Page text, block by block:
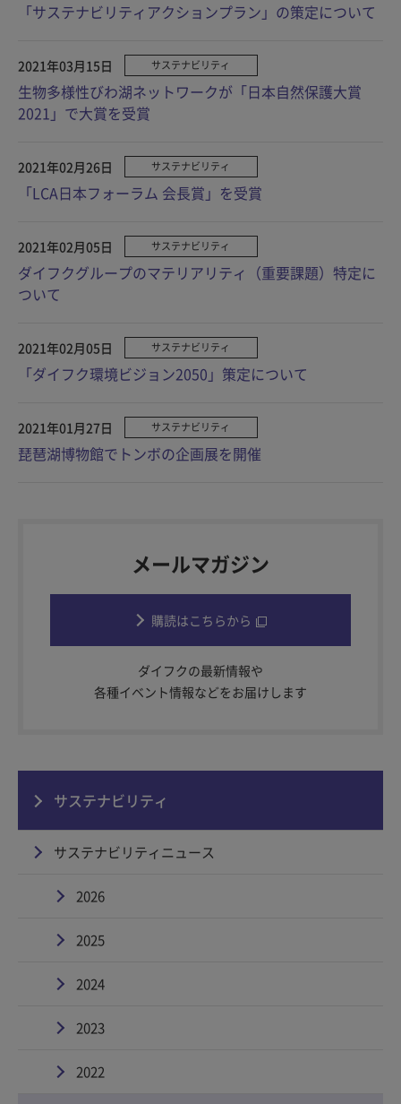
「サステナビリティアクションプラン」の策定について
2021年03月15日 サステナビリティ
生物多様性びわ湖ネットワークが「日本自然保護大賞
2021」で大賞を受賞
2021年02月26日 サステナビリティ
「LCA日本フォーラム 会長賞」を受賞
2021年02月05日 サステナビリティ
ダイフクグループのマテリアリティ（重要課題）特定に
ついて
2021年02月05日 サステナビリティ
「ダイフク環境ビジョン2050」策定について
2021年01月27日 サステナビリティ
琵琶湖博物館でトンボの企画展を開催
メールマガジン
購読はこちらから
ダイフクの最新情報や
各種イベント情報などをお届けします
サステナビリティ
サステナビリティニュース
2026
2025
2024
2023
2022